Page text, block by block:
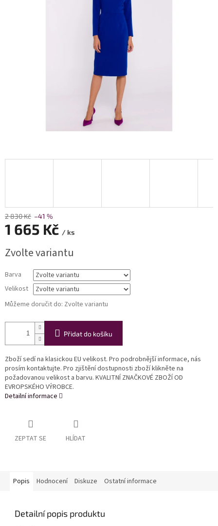
2 830 Kč –41 %
1 665 Kč / ks
cena:
Zvolte variantu
Barva
Velikost
Můžeme doručit do: Zvolte variantu
Přidat do košíku
Zboží sedí na klasickou EU velikost. Pro podrobnější informace, nás
prosím kontaktujte. Pro zjištění dostupnosti zboží klikněte na
požadovanou velikost a barvu. KVALITNÍ ZNAČKOVÉ ZBOŽÍ OD
EVROPSKÉHO VÝROBCE.
Detailní informace
ZEPTAT SE HLÍDAT
Popis Hodnocení Diskuze Ostatní informace
Detailní popis produktu